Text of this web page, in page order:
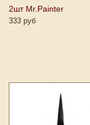
2шт Mr.Painter
333 руб